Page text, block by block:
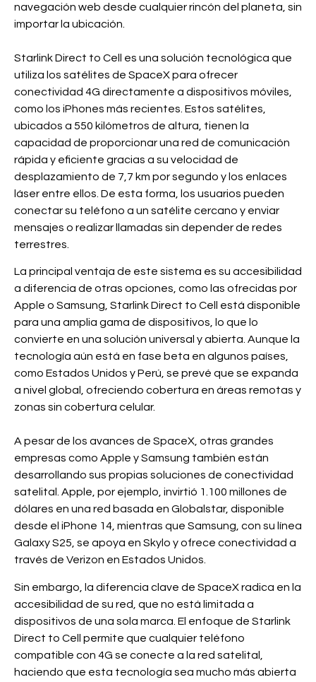
navegación web desde cualquier rincón del planeta, sin
importar la ubicación.
Starlink Direct to Cell es una solución tecnológica que
utiliza los satélites de SpaceX para ofrecer
conectividad 4G directamente a dispositivos móviles,
como los iPhones más recientes. Estos satélites,
ubicados a 550 kilómetros de altura, tienen la
capacidad de proporcionar una red de comunicación
rápida y eficiente gracias a su velocidad de
desplazamiento de 7,7 km por segundo y los enlaces
láser entre ellos. De esta forma, los usuarios pueden
conectar su teléfono a un satélite cercano y enviar
mensajes o realizar llamadas sin depender de redes
terrestres.
La principal ventaja de este sistema es su accesibilidad
a diferencia de otras opciones, como las ofrecidas por
Apple o Samsung, Starlink Direct to Cell está disponible
para una amplia gama de dispositivos, lo que lo
convierte en una solución universal y abierta. Aunque la
tecnología aún está en fase beta en algunos países,
como Estados Unidos y Perú, se prevé que se expanda
a nivel global, ofreciendo cobertura en áreas remotas y
zonas sin cobertura celular.
A pesar de los avances de SpaceX, otras grandes
empresas como Apple y Samsung también están
desarrollando sus propias soluciones de conectividad
satelital. Apple, por ejemplo, invirtió 1.100 millones de
dólares en una red basada en Globalstar, disponible
desde el iPhone 14, mientras que Samsung, con su línea
Galaxy S25, se apoya en Skylo y ofrece conectividad a
través de Verizon en Estados Unidos.
Sin embargo, la diferencia clave de SpaceX radica en la
accesibilidad de su red, que no está limitada a
dispositivos de una sola marca. El enfoque de Starlink
Direct to Cell permite que cualquier teléfono
compatible con 4G se conecte a la red satelital,
haciendo que esta tecnología sea mucho más abierta